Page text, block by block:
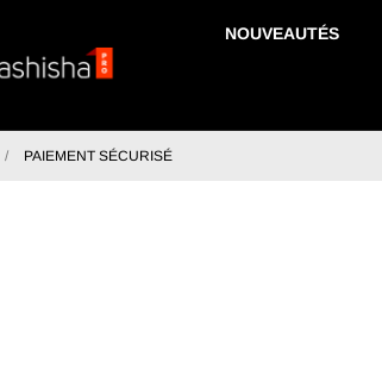
NOUVEAUTÉS
PAIEMENT SÉCURISÉ